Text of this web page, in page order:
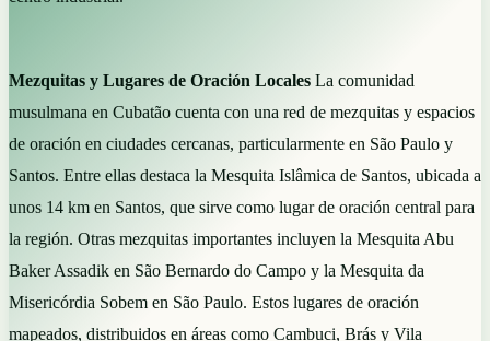
Mezquitas y Lugares de Oración Locales La comunidad
musulmana en Cubatão cuenta con una red de mezquitas y espacios
de oración en ciudades cercanas, particularmente en São Paulo y
Santos. Entre ellas destaca la Mesquita Islâmica de Santos, ubicada a
unos 14 km en Santos, que sirve como lugar de oración central para
la región. Otras mezquitas importantes incluyen la Mesquita Abu
Baker Assadik en São Bernardo do Campo y la Mesquita da
Misericórdia Sobem en São Paulo. Estos lugares de oración
mapeados, distribuidos en áreas como Cambuci, Brás y Vila